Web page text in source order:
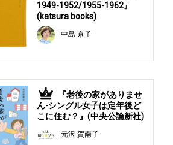
1949-1952/1955-1962』
(katsura books)
中島 京子
5
『老後の家がありませ
ん-シングル女子は定年後ど
こに住む？』(中央公論新社)
元沢 賀南子